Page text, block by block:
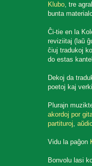
Klubo, tre
bunta
Ĉi-tie en la
reviziitaj (laŭ
ĉiuj tradukoj
do estas
Dekoj da
poetoj kaj
Plurajn
akordoj por
partituroj,
Vidu la paĝon
Bonvolu lasi